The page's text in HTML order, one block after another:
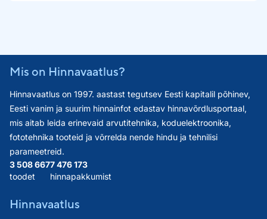
Mis on Hinnavaatlus?
Hinnavaatlus on 1997. aastast tegutsev Eesti kapitalil põhinev,
Eesti vanim ja suurim hinnainfot edastav hinnavõrdlusportaal,
mis aitab leida erinevaid arvutitehnika, koduelektroonika,
fototehnika tooteid ja võrrelda nende hindu ja tehnilisi
parameetreid.
3 508 667
toodet
7 476 173
hinnapakkumist
Hinnavaatlus